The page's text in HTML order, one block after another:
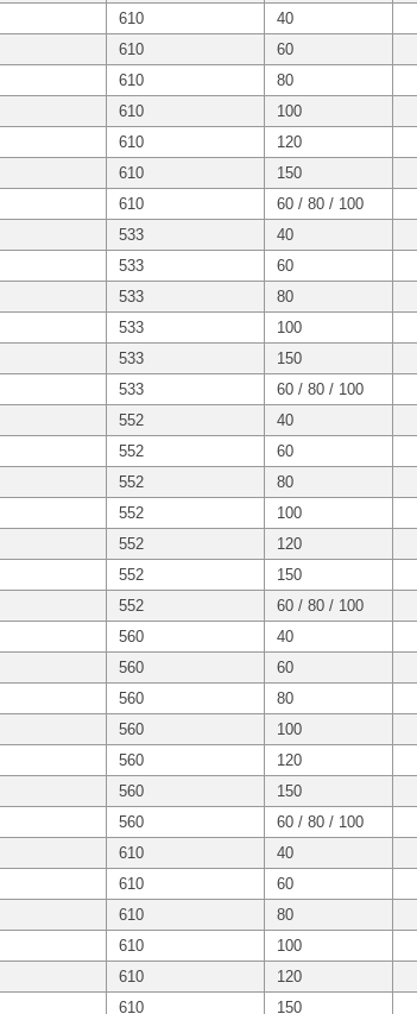
610 40
610 60
610 80
610 100
610 120
610 150
610 60 / 80 / 100
533 40
533 60
533 80
533 100
533 150
533 60 / 80 / 100
552 40
552 60
552 80
552 100
552 120
552 150
552 60 / 80 / 100
560 40
560 60
560 80
560 100
560 120
560 150
560 60 / 80 / 100
610 40
610 60
610 80
610 100
610 120
610 150